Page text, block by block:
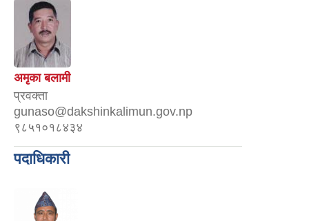
अमृका बलामी
प्रवक्ता
gunaso@dakshinkalimun.gov.np
९८५१०१८४३४
पदाधिकारी